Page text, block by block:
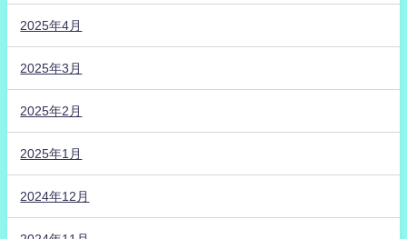
2025年4月
2025年3月
2025年2月
2025年1月
2024年12月